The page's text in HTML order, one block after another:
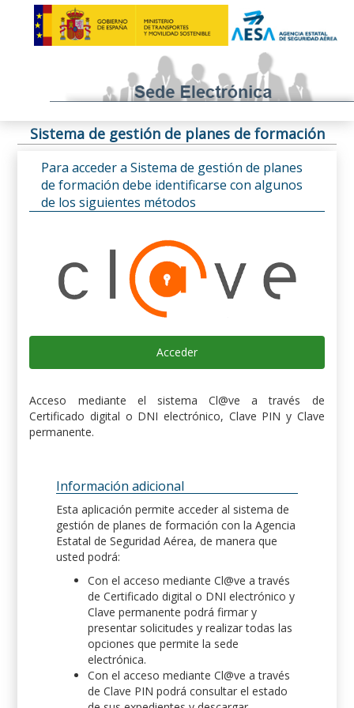
Sistema de gestión de planes de formación
Para acceder a Sistema de gestión de planes
de formación debe identificarse con algunos
de los siguientes métodos
Acceder
Acceso mediante el sistema Cl@ve a través de
Certificado digital o DNI electrónico, Clave PIN y Clave
permanente.
Información adicional
Esta aplicación permite acceder al sistema de
gestión de planes de formación con la Agencia
Estatal de Seguridad Aérea, de manera que
usted podrá:
Con el acceso mediante Cl@ve a través
de Certificado digital o DNI electrónico y
Clave permanente podrá firmar y
presentar solicitudes y realizar todas las
opciones que permite la sede
electrónica.
Con el acceso mediante Cl@ve a través
de Clave PIN podrá consultar el estado